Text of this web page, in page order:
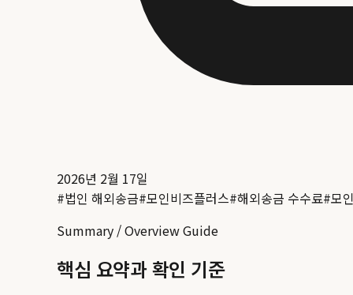
2026년 2월 17일
#법인 해외송금#모인비즈플러스#해외송금 수수료#모
Summary / Overview Guide
핵심 요약과 확인 기준